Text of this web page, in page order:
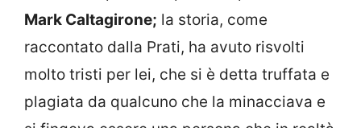
Mark Caltagirone; la storia, come
raccontato dalla Prati, ha avuto risvolti
molto tristi per lei, che si è detta truffata e
plagiata da qualcuno che la minacciava e